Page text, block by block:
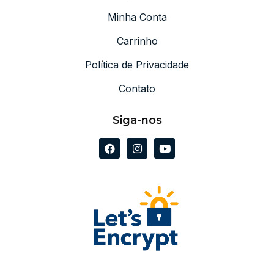
Minha Conta
Carrinho
Política de Privacidade
Contato
Siga-nos